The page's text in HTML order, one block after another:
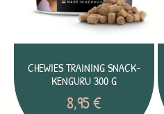
CHEWIES TRAINING SNACK-
KENGURU 300 G
8,95€